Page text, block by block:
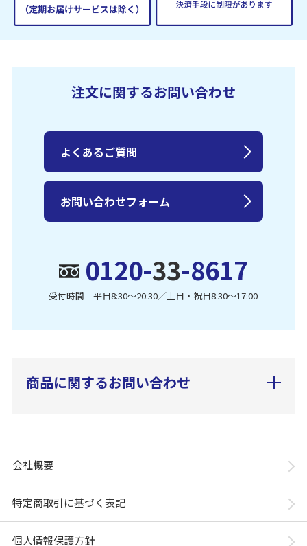
注文に関するお問い合わせ
0120-33-8617
受付時間 平日8:30〜20:30／土日・祝日8:30〜17:00
よくあるご質問
お問い合わせフォーム
商品に関するお問い合わせ
会社概要
特定商取引に基づく表記
個人情報保護方針